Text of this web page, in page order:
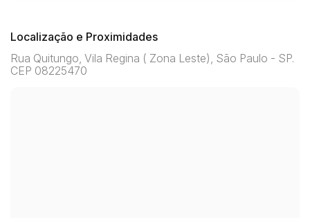
Localização e Proximidades
Rua Quitungo, Vila Regina ( Zona Leste), São Paulo - SP.
CEP 08225470